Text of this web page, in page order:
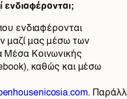
ενδιαφέρονται;
ενδιαφέρονται
μαζί μας μέσω των
Μέσα Κοινωνικής
καθώς και μέσω
.